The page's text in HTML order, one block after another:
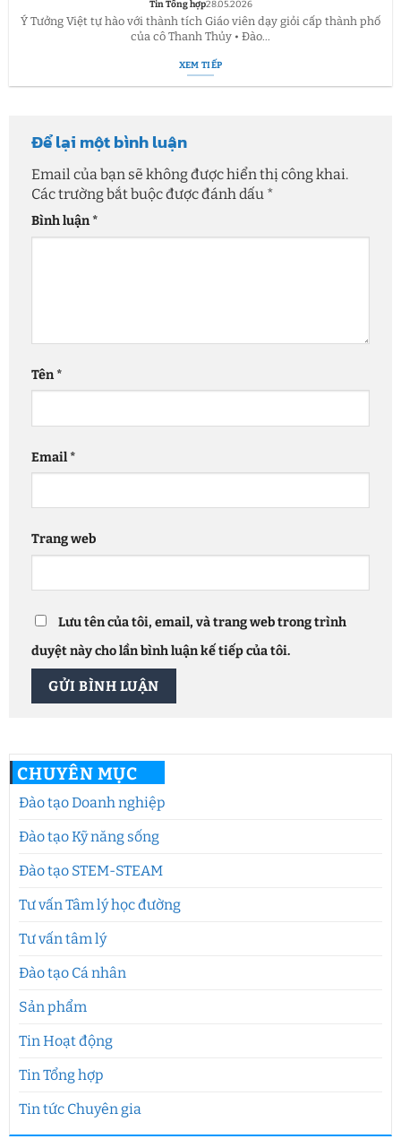
CHUYÊN MỤC
Đào tạo Doanh nghiệp
Đào tạo Kỹ năng sống
Đào tạo STEM-STEAM
Tư vấn Tâm lý học đường
Tư vấn tâm lý
Đào tạo Cá nhân
Sản phẩm
Tin Hoạt động
Tin Tổng hợp
Tin tức Chuyên gia
Tin Tổng hợp28.05.2026
Ý Tưởng Việt tự hào với thành tích Giáo viên dạy giỏi cấp thành phố
của cô Thanh Thủy • Đào...
XEM TIẾP
Để lại một bình luận
Email của bạn sẽ không được hiển thị công khai.
Các trường bắt buộc được đánh dấu *
Bình luận*
Tên*
Email*
Trang web
Lưu tên của tôi, email, và trang web trong trình
duyệt này cho lần bình luận kế tiếp của tôi.